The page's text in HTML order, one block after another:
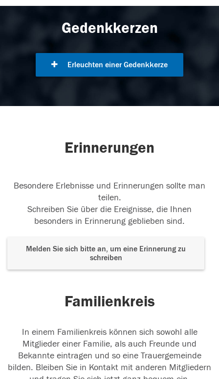
Gedenkkerzen
Erleuchten einer Gedenkkerze
Erinnerungen
Besondere Erlebnisse und Erinnerungen sollte man
teilen.
Schreiben Sie über die Ereignisse, die Ihnen
besonders in Erinnerung geblieben sind.
Melden Sie sich bitte an, um eine Erinnerung zu
schreiben
Familienkreis
In einem Familienkreis können sich sowohl alle
Mitglieder einer Familie, als auch Freunde und
Bekannte eintragen und so eine Trauergemeinde
bilden. Bleiben Sie in Kontakt mit anderen Mitgliedern